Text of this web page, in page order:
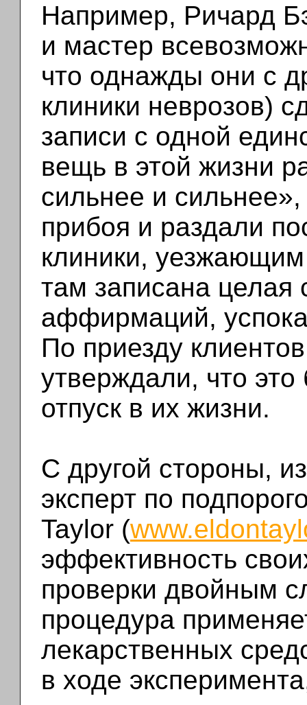
Например, Ричард
и мастер
что однажды они с
клиники неврозов)
записи с одной
вещь в этой жизни
сильнее и
прибоя и раздали
клиники,
там записана целая
аффирмаций,
По приезду
утверждали, что
отпуск в их жизни.
С другой стороны,
эксперт по
Taylor (
эффективность
проверки двойным
процедура
лекарственных
в ходе